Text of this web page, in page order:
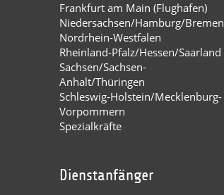
Frankfurt am Main (Flughafen)
Niedersachsen/Hamburg/Bremen
Nordrhein-Westfalen
Rheinland-Pfalz/Hessen/Saarland
Sachsen/Sachsen-
Anhalt/Thüringen
Schleswig-Holstein/Mecklenburg-
Vorpommern
Spezialkräfte
Dienstanfänger